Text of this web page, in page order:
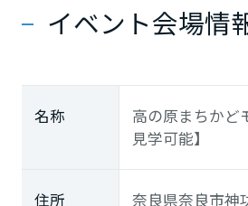
イベント会場情
名称
高の原まちかど
見学可能】
住所 奈良県奈良市神